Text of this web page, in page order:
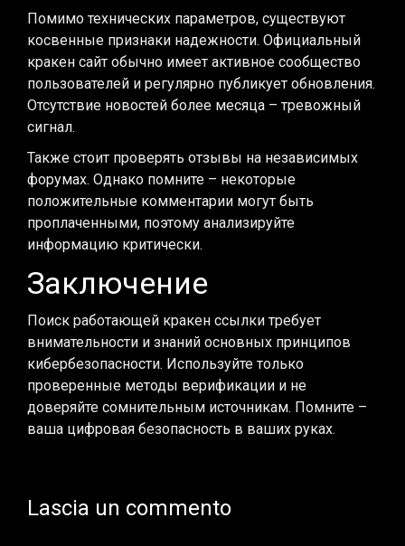
Помимо технических параметров, существуют
косвенные признаки надежности. Официальный
кракен сайт обычно имеет активное сообщество
пользователей и регулярно публикует обновления.
Отсутствие новостей более месяца – тревожный
сигнал.
Также стоит проверять отзывы на независимых
форумах. Однако помните – некоторые
положительные комментарии могут быть
проплаченными, поэтому анализируйте
информацию критически.
Заключение
Поиск работающей кракен ссылки требует
внимательности и знаний основных принципов
кибербезопасности. Используйте только
проверенные методы верификации и не
доверяйте сомнительным источникам. Помните –
ваша цифровая безопасность в ваших руках.
Lascia un commento